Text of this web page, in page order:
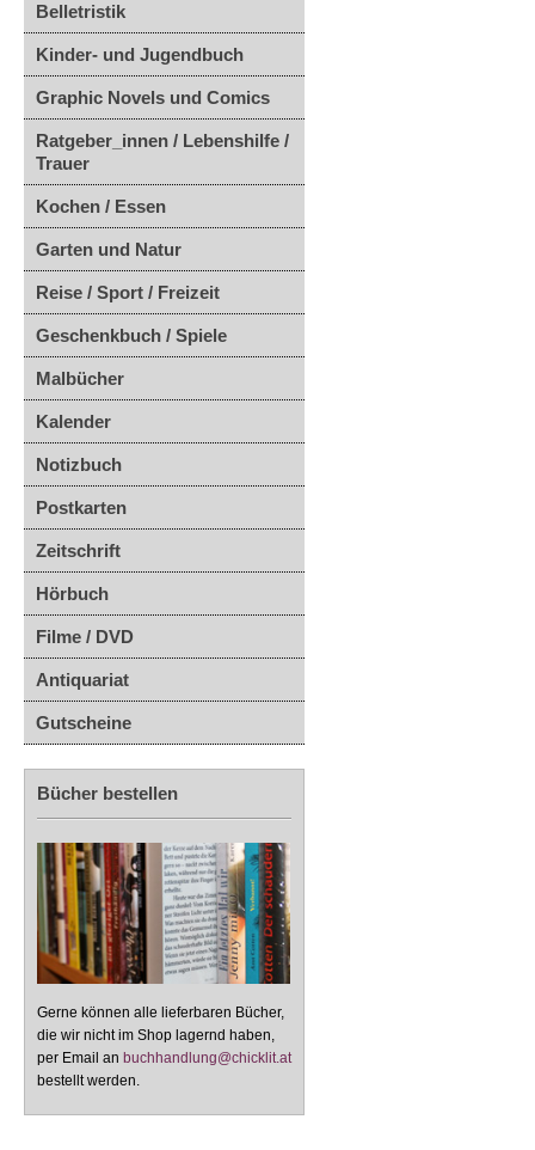
Belletristik
Kinder- und Jugendbuch
Graphic Novels und Comics
Ratgeber_innen / Lebenshilfe /
Trauer
Kochen / Essen
Garten und Natur
Reise / Sport / Freizeit
Geschenkbuch / Spiele
Malbücher
Kalender
Notizbuch
Postkarten
Zeitschrift
Hörbuch
Filme / DVD
Antiquariat
Gutscheine
Bücher bestellen
Gerne können alle lieferbaren Bücher,
die wir nicht im Shop lagernd haben,
per Email an buchhandlung@chicklit.at
bestellt werden.